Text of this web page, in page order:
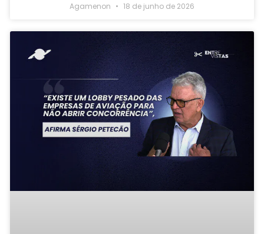
Agamenon 18 de junho de 2026